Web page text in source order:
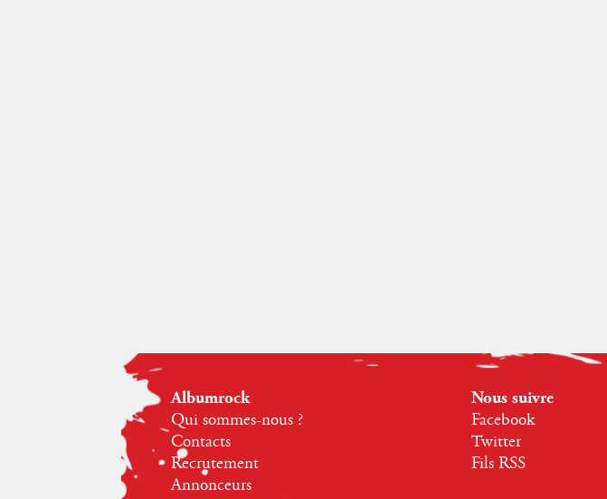
Albumrock
Qui sommes-nous ?
Contacts
Recrutement
Annonceurs
Nous suivre
Facebook
Twitter
Fils RSS